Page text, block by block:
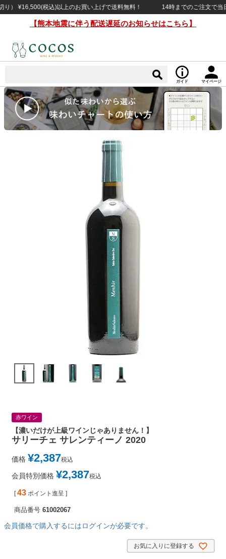
¥16,500(税込)以上のお買い上げで送料無料！ 14時までのご注文で当日
【熊本地震に伴う配送遅延のお知らせはこちら】
ガイド マイページ
赤ワイン
【濃いだけが上級ワインじゃありません！】
サリーチェ サレンティーノ 2020
価格 ¥2,387税込
会員特別価格 ¥2,387税込
[ 43 ポイント進呈 ]
商品番号 61002067
会員価格で購入するにはログインが必要です。
お気に入りに登録する